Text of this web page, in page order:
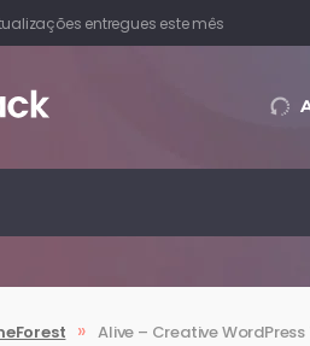
entregues este mês
» Alive – Creative